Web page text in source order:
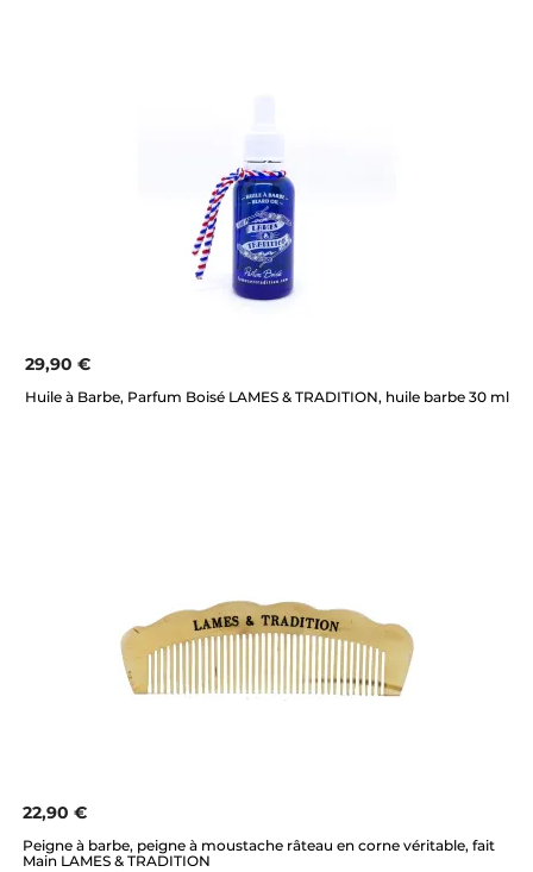
29,90 €
Huile à Barbe, Parfum Boisé LAMES & TRADITION, huile barbe 30 ml
22,90 €
Peigne à barbe, peigne à moustache râteau en corne véritable, fait
Main LAMES & TRADITION